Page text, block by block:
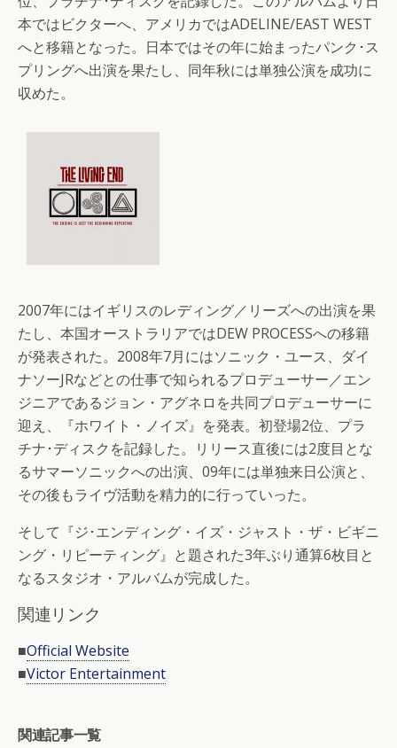
本ではビクターへ、アメリカではADELINE/EAST WEST
へと移籍となった。日本ではその年に始まったパンク･ス
プリングへ出演を果たし、同年秋には単独公演を成功に
収めた。
2007年にはイギリスのレディング／リーズへの出演を果
たし、本国オーストラリアではDEW PROCESSへの移籍
が発表された。2008年7月にはソニック・ユース、ダイ
ナソーJRなどとの仕事で知られるプロデューサー／エン
ジニアであるジョン・アグネロを共同プロデューサーに
迎え、『ホワイト・ノイズ』を発表。初登場2位、プラ
チナ･ディスクを記録した。リリース直後には2度目とな
るサマーソニックへの出演、09年には単独来日公演と、
その後もライヴ活動を精力的に行っていった。
そして『ジ･エンディング・イズ・ジャスト・ザ・ビギニ
ング・リピーティング』と題された3年ぶり通算6枚目と
なるスタジオ・アルバムが完成した。
関連リンク
■Official Website
■Victor Entertainment
関連記事一覧